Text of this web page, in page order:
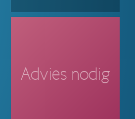
Continue
Advies nodig